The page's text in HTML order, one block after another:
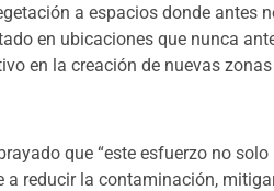
a espacios donde antes
en ubicaciones que nunca
en la creación de nuevas
que “este esfuerzo no
a reducir la contaminación,